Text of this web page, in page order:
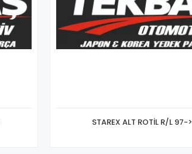
STAREX ALT ROTİL R/L 97->